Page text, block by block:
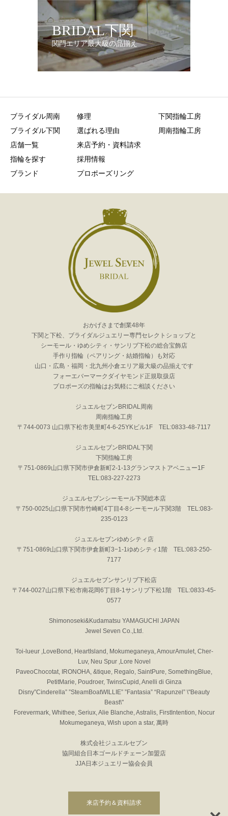
BRIDAL下関
関門エリア最大級の品揃え
ブライダル周南
ブライダル下関
店舗一覧
指輪を探す
ブランド
修理
選ばれる理由
来店予約・資料請求
採用情報
プロポーズリング
下関指輪工房
周南指輪工房
おかげさまで創業48年
下関と下松、ブライダルジュエリー専門セレクトショップと
シーモール・ゆめシティ・サンリブ下松の総合宝飾店
手作り指輪（ペアリング・結婚指輪）も対応
山口・広島・福岡・北九州小倉エリア最大級の品揃えです
フォーエバーマークダイヤモンド正規取扱店
プロポーズの指輪はお気軽にご相談ください
ジュエルセブンBRIDAL周南
周南指輪工房
〒744-0073 山口県下松市美里町4-6-25YKビル1F TEL:0833-48-7117
ジュエルセブンBRIDAL下関
下関指輪工房
〒751-0869山口県下関市伊倉新町2-1-13グランマストアベニュー1F
TEL:083-227-2273
ジュエルセブンシーモール下関総本店
〒750-0025山口県下関市竹崎町4丁目4-8シーモール下関3階 TEL:083-
235-0123
ジュエルセブンゆめシティ店
〒751-0869山口県下関市伊倉新町3−1-1ゆめシティ1階 TEL:083-250-
7177
ジュエルセブンサンリブ下松店
〒744-0027山口県下松市南花岡6丁目8-1サンリブ下松1階 TEL:0833-45-
0577
Shimonoseki&Kudamatsu YAMAGUCHI JAPAN
Jewel Seven Co.,Ltd.
Toi-lueur ,LoveBond, HeartIsland, Mokumeganeya, AmourAmulet, Cher-
Luv, Neu Spur ,Lore Novel
PaveoChocotat, IRONOHA, &tique, Regalo, SaintPure, SomethingBlue,
PetitMarie, Poudroer, TwinsCupid, Anelli di Ginza
Disny”Cinderella” ”SteamBoatWILLIE” ”Fantasia” “Rapunzel” \"Beauty
Beast\"
Forevermark, Whithee, Seriux, Alie Blanche, Astralis, FirstIntention, Nocur
Mokumeganeya, Wish upon a star, 萬時
株式会社ジュエルセブン
協同組合日本ゴールドチェーン加盟店
JJA日本ジュエリー協会会員
来店予約＆資料請求